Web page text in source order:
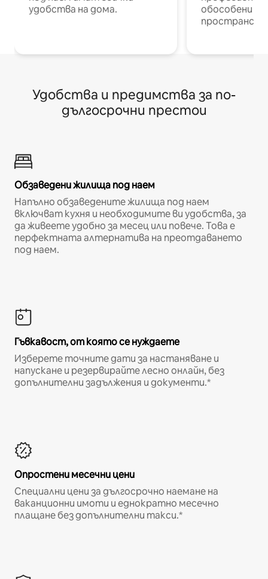
удобства на дома.
обособени
Удобства и предимства за по-
дългосрочни престои
Обзаведени жилища под наем
Напълно обзаведените жилища под наем
включват кухня и необходимите ви удобства, за
да живеете удобно за месец или повече. Това е
перфектната алтернатива на преотдаването
под наем.
Гъвкавост, от която се нуждаете
Изберете точните дати за настаняване и
напускане и резервирайте лесно онлайн, без
допълнителни задължения и документи.*
Опростени месечни цени
Специални цени за дългосрочно наемане на
ваканционни имоти и еднократно месечно
плащане без допълнителни такси.*